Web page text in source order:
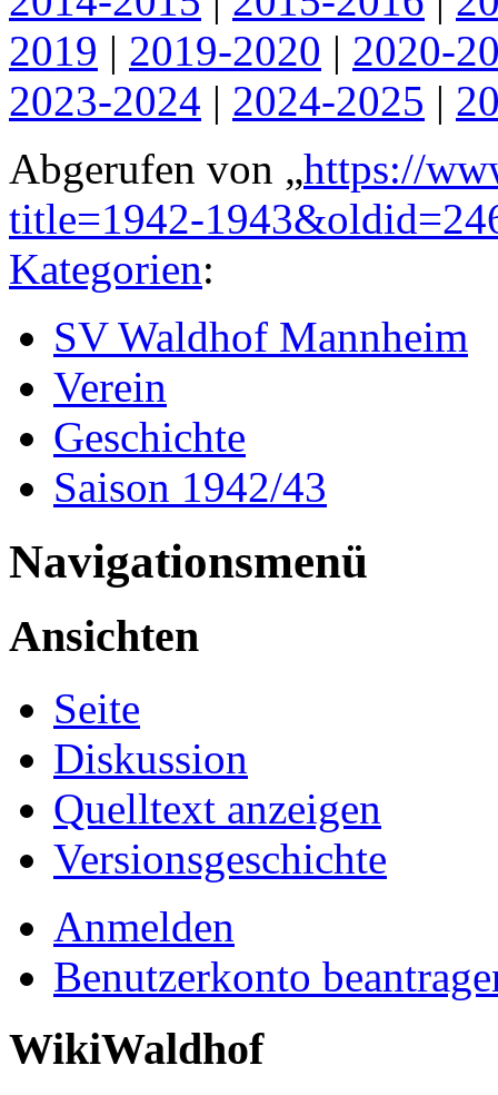
2019 | 2019-2020 | 2020-
2023-2024 | 2024-2025 |
Abgerufen von „https://
title=1942-
Kategorien:
SV Waldhof Mannheim
Verein
Geschichte
Saison 1942/43
Navigationsmenü
Ansichten
Seite
Diskussion
Quelltext anzeigen
Versionsgeschichte
Anmelden
Benutzerkonto
WikiWaldhof